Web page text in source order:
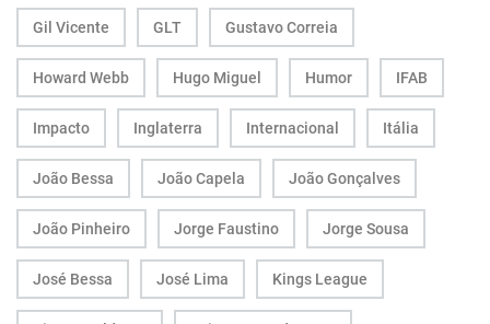
Gil Vicente GLT Gustavo Correia
Howard Webb Hugo Miguel Humor IFAB
Impacto Inglaterra Internacional Itália
João Bessa João Capela João Gonçalves
João Pinheiro Jorge Faustino Jorge Sousa
José Bessa José Lima Kings League